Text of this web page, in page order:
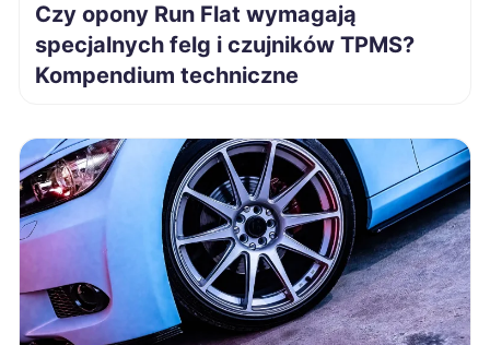
Łódź
Siedlce
Elbląg 190 zł
Jelenia Góra 190 zł
Pabianice 190 zł
Łomża 190 zł
Czy opony Run Flat wymagają
specjalnych felg i czujników TPMS?
Kompendium techniczne